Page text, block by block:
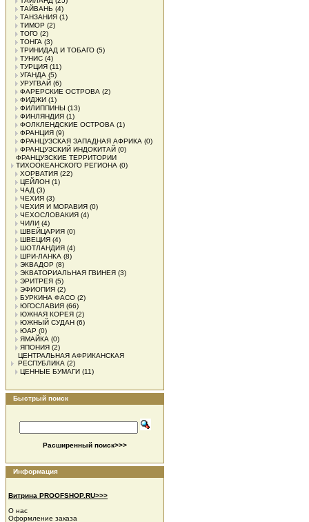
ТАЙВАНЬ (4)
ТАНЗАНИЯ (1)
ТИМОР (2)
ТОГО (2)
ТОНГА (3)
ТРИНИДАД И ТОБАГО (5)
ТУНИС (4)
ТУРЦИЯ (11)
УГАНДА (5)
УРУГВАЙ (6)
ФАРЕРСКИЕ ОСТРОВА (2)
ФИДЖИ (1)
ФИЛИППИНЫ (13)
ФИНЛЯНДИЯ (1)
ФОЛКЛЕНДСКИЕ ОСТРОВА (1)
ФРАНЦИЯ (9)
ФРАНЦУЗСКАЯ ЗАПАДНАЯ АФРИКА (0)
ФРАНЦУЗСКИЙ ИНДОКИТАЙ (0)
ФРАНЦУЗСКИЕ ТЕРРИТОРИИ
ТИХООКЕАНСКОГО РЕГИОНА (0)
ХОРВАТИЯ (22)
ЦЕЙЛОН (1)
ЧАД (3)
ЧЕХИЯ (3)
ЧЕХИЯ И МОРАВИЯ (0)
ЧЕХОСЛОВАКИЯ (4)
ЧИЛИ (4)
ШВЕЙЦАРИЯ (0)
ШВЕЦИЯ (4)
ШОТЛАНДИЯ (4)
ШРИ-ЛАНКА (8)
ЭКВАДОР (8)
ЭКВАТОРИАЛЬНАЯ ГВИНЕЯ (3)
ЭРИТРЕЯ (5)
ЭФИОПИЯ (2)
БУРКИНА ФАСО (2)
ЮГОСЛАВИЯ (66)
ЮЖНАЯ КОРЕЯ (2)
ЮЖНЫЙ СУДАН (6)
ЮАР (0)
ЯМАЙКА (0)
ЯПОНИЯ (2)
ЦЕНТРАЛЬНАЯ АФРИКАНСКАЯ
РЕСПУБЛИКА (2)
ЦЕННЫЕ БУМАГИ (11)
Быстрый поиск
Расширенный поиск>>>
Информация
Витрина PROOFSHOP.RU>>>
О нас
Оформление заказа